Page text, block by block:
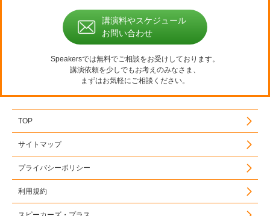
講演料やスケジュール
お問い合わせ
Speakersでは無料でご相談をお受けしております。
講演依頼を少しでもお考えのみなさま、
まずはお気軽にご相談ください。
TOP
サイトマップ
プライバシーポリシー
利用規約